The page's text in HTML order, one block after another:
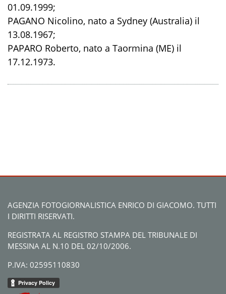
01.09.1999;
PAGANO Nicolino, nato a Sydney (Australia) il
13.08.1967;
PAPARO Roberto, nato a Taormina (ME) il
17.12.1973.
AGENZIA FOTOGIORNALISTICA ENRICO DI GIACOMO. TUTTI
I DIRITTI RISERVATI.
REGISTRATA AL REGISTRO STAMPA DEL TRIBUNALE DI
MESSINA AL N.10 DEL 02/10/2006.
P.IVA: 02595110830